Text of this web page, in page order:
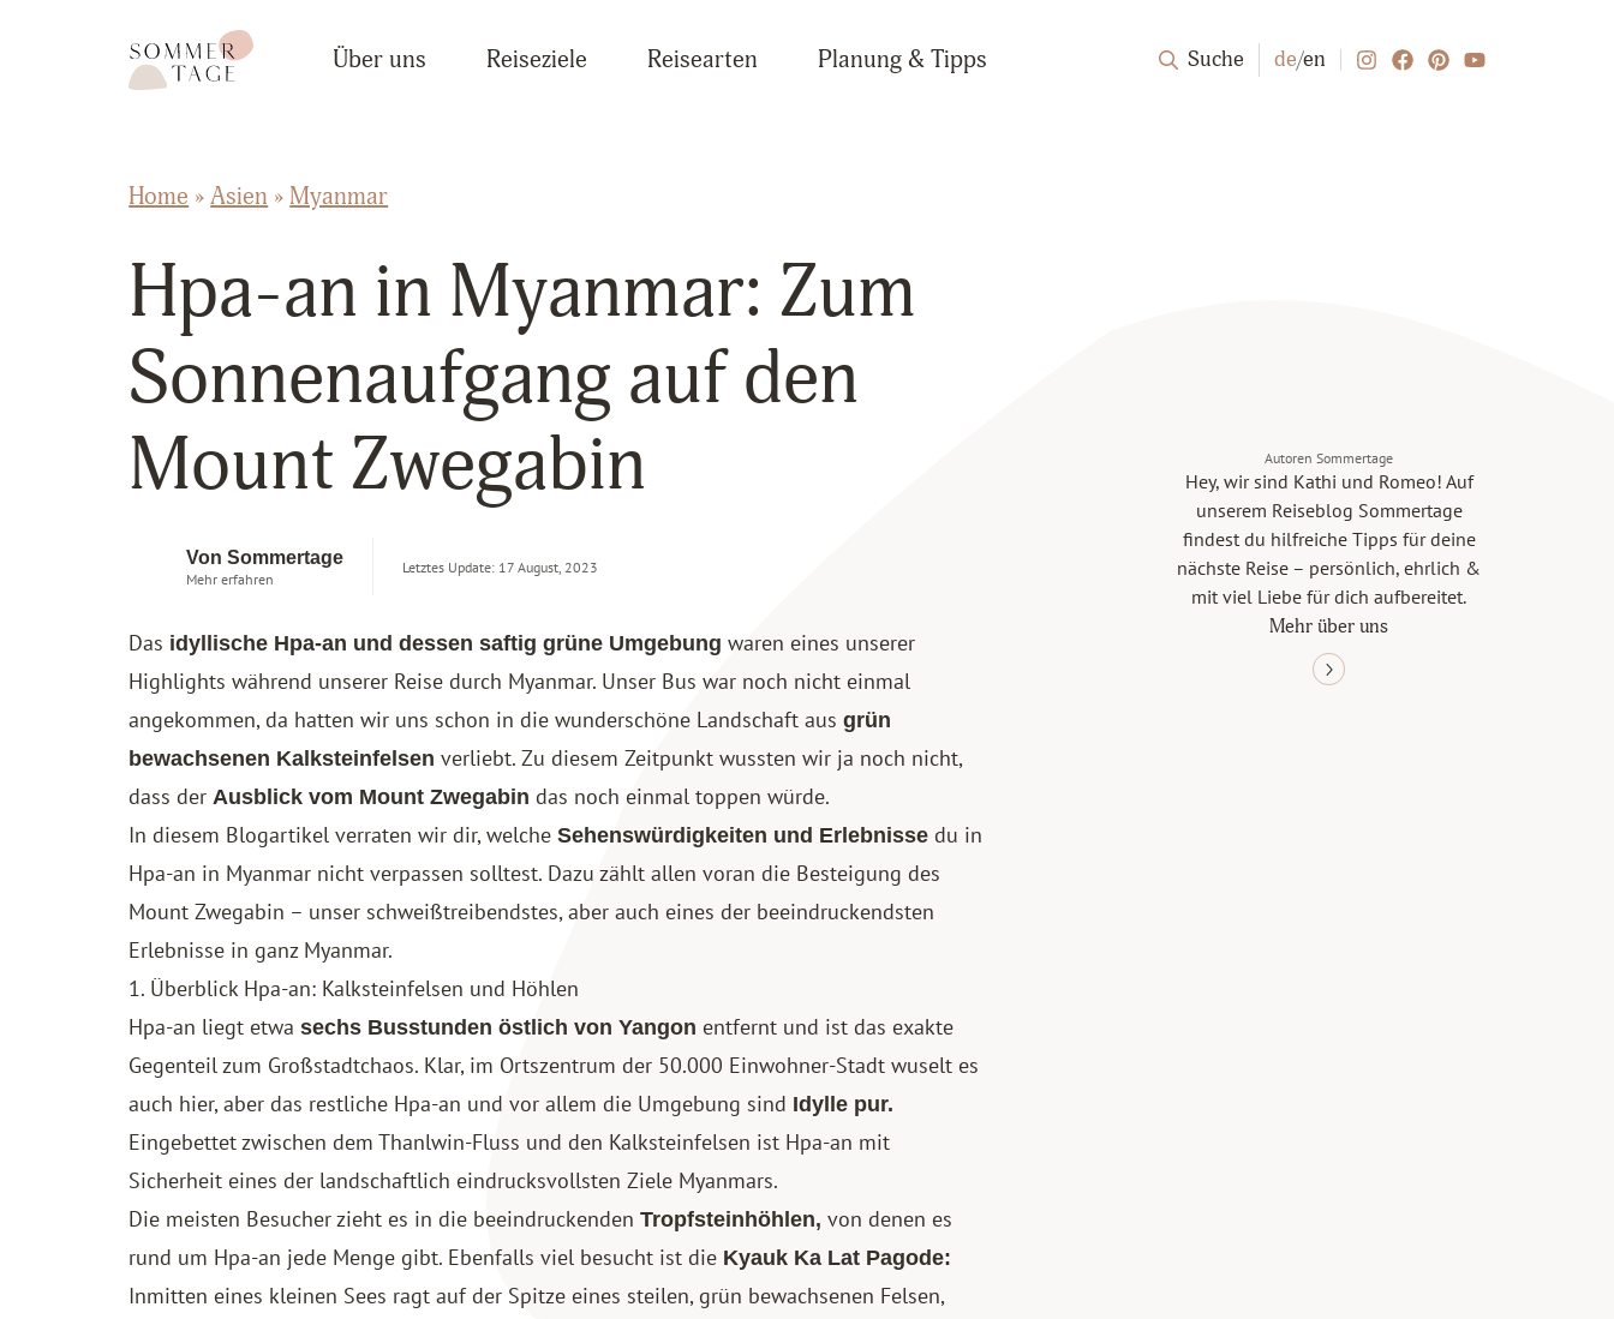
Sommertage - Der Reiseblog aus Österreich
Über uns Reiseziele Reisearten Planung & Tipps Suche de/en
Home »Asien » Myanmar
Hpa-an in Myanmar: Zum
Sonnenaufgang auf den
Mount Zwegabin
Von Sommertage
Mehr erfahren
Letztes Update: 17 August, 2023
Das idyllische Hpa-an und dessen saftig grüne Umgebung waren eines unserer
Highlights während unserer Reise durch Myanmar. Unser Bus war noch nicht einmal
angekommen, da hatten wir uns schon in die wunderschöne Landschaft ausgrün
bewachsenen Kalksteinfelsen verliebt. Zu diesem Zeitpunkt wussten wir ja noch nicht,
dass derAusblick vom Mount Zwegabin das noch einmal toppen würde.
In diesem Blogartikel verraten wir dir, welcheSehenswürdigkeiten und Erlebnisse du in
Hpa-an in Myanmar nicht verpassen solltest. Dazu zählt allen voran die Besteigung des
Mount Zwegabin – unser schweißtreibendstes, aber auch eines der beeindruckendsten
Erlebnisse in ganz Myanmar.
1. Überblick Hpa-an: Kalksteinfelsen und Höhlen
Hpa-an liegt etwasechs Busstunden östlich von Yangon entfernt und ist das exakte
Gegenteil zum Großstadtchaos. Klar, im Ortszentrum der 50.000 Einwohner-Stadt wuselt es
auch hier, aber das restliche Hpa-an und vor allem die Umgebung sind Idylle pur.
Eingebettet zwischen dem Thanlwin-Fluss und den Kalksteinfelsen ist Hpa-an mit
Sicherheit eines der landschaftlich eindrucksvollsten Ziele Myanmars.
Die meisten Besucher zieht es in die beeindruckendenTropfsteinhöhlen, von denen es
rund um Hpa-an jede Menge gibt. Ebenfalls viel besucht ist die Kyauk Ka Lat Pagode:
Inmitten eines kleinen Sees ragt auf der Spitze eines steilen, grün bewachsenen Felsen,
Autoren Sommertage
Hey, wir sind Kathi und Romeo! Auf
unserem Reiseblog Sommertage
findest du hilfreiche Tipps für deine
nächste Reise – persönlich, ehrlich &
mit viel Liebe für dich aufbereitet.
Mehr über uns